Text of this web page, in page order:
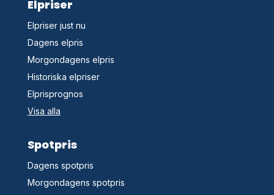
Elpriser
Elpriser just nu
Dagens elpris
Morgondagens elpris
Historiska elpriser
Elprisprognos
Visa alla
Spotpris
Dagens spotpris
Morgondagens spotpris